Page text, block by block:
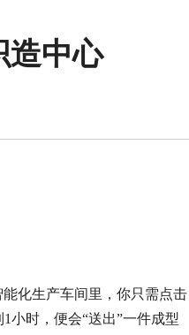
造中心
化生产车间里，你只需点击
小时，便会“送出”一件成型